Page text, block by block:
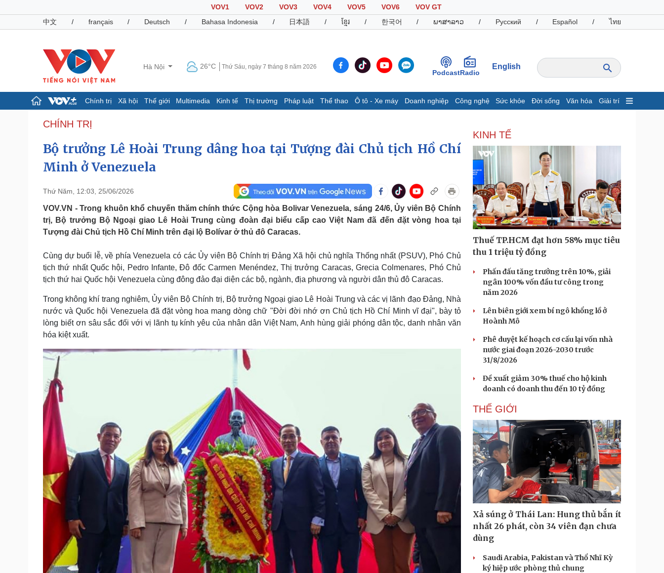
VOV1 VOV2 VOV3 VOV4 VOV5 VOV6
VOV GT
中文
/ français / Deutsch / Bahasa Indonesia / 日本語 / ខ្មែរ / 한국어 / ພາສາລາວ / Русский / Español / ไทย
Hà Nội 26°C Thứ Sáu, ngày 7 tháng 8 năm 2026
PodcastRadio
English
Chính trị Xã hội Thế giới Multimedia Kinh tế Thị trường Pháp luật Thể thao Ô tô - Xe máy Doanh nghiệp Công nghệ Sức khỏe Đời sống Văn hóa Giải trí
Chính trị
Tổ chức nhân sự
Quốc hội
Nhận diện sự thật
Dự báo thời tiết
Giáo dục
Dấu ấn VOV
Cuộc sống đó đây
Hồ sơ
Ảnh
E-Magazine
Bất động sản
Khởi nghiệp
Tiêu dùng
Tỷ giá
Chứng khoán
Giá cà phê
Pháp luật
Vụ án
Tin nóng
Tư vấn luật
Quân sự - Quốc phòng
Vũ khí
Phân tích
Thể thao
Bóng đá
Lịch thi đấu bóng đá
Thế giới thể thao
Hậu trường
Ô tô - Xe máy
Ô tô
Doanh nghiệp
Thông tin doanh nghiệp
Doanh nghiệp 24h
Doanh nhân
Vì cộng đồng
Công nghệ
Sành điệu
Tin Công nghệ
Trải nghiệm
Chuyển đổi số
Sức khỏe
Cây thuốc
Sản phụ khoa
Nhi khoa
Nam khoa
Làm đẹp - giảm cân
Phòng mạch online
Ăn sạch sống khỏe
Đời sống
Blog
Tình yêu - Gia đình
Văn hóa
Văn học
Âm nhạc
Di sản
Giải trí
Thời trang
Sao Việt
Săn Tour
check-in
Podcast
Câu chuyện thời sự
Cửa sổ tình yêu
Cải chính
CHÍNH TRỊ
Bộ trưởng Lê Hoài Trung dâng hoa tại Tượng đài Chủ tịch Hồ Chí
Minh ở Venezuela
Thứ Năm, 12:03, 25/06/2026
VOV.VN - Trong khuôn khổ chuyến thăm chính thức Cộng hòa Bolivar Venezuela, sáng 24/6, Ủy viên Bộ Chính
trị, Bộ trưởng Bộ Ngoại giao Lê Hoài Trung cùng đoàn đại biểu cấp cao Việt Nam đã đến đặt vòng hoa tại
Tượng đài Chủ tịch Hồ Chí Minh trên đại lộ Bolívar ở thủ đô Caracas.
Cùng dự buổi lễ, về phía Venezuela có các Ủy viên Bộ Chính trị Đảng Xã hội chủ nghĩa Thống nhất (PSUV), Phó Chủ
tịch thứ nhất Quốc hội, Pedro Infante, Đô đốc Carmen Menéndez, Thị trưởng Caracas, Grecia Colmenares, Phó Chủ
tịch thứ hai Quốc hội Venezuela cùng đông đảo đại diện các bộ, ngành, địa phương và người dân thủ đô Caracas.
Trong không khí trang nghiêm, Ủy viên Bộ Chính trị, Bộ trưởng Ngoại giao Lê Hoài Trung và các vị lãnh đạo Đảng, Nhà
nước và Quốc hội Venezuela đã đặt vòng hoa mang dòng chữ "Đời đời nhớ ơn Chủ tịch Hồ Chí Minh vĩ đại", bày tỏ
lòng biết ơn sâu sắc đối với vị lãnh tụ kính yêu của nhân dân Việt Nam, Anh hùng giải phóng dân tộc, danh nhân văn
hóa kiệt xuất.
KINH TẾ
Thuế TP.HCM đạt hơn 58% mục tiêu
thu 1 triệu tỷ đồng
Phấn đấu tăng trưởng trên 10%, giải
ngân 100% vốn đầu tư công trong
năm 2026
Lên biên giới xem bí ngô khổng lồ ở
Hoành Mô
Phê duyệt kế hoạch cơ cấu lại vốn nhà
nước giai đoạn 2026-2030 trước
31/8/2026
Đề xuất giảm 30% thuế cho hộ kinh
doanh có doanh thu đến 10 tỷ đồng
THẾ GIỚI
Xả súng ở Thái Lan: Hung thủ bắn ít
nhất 26 phát, còn 34 viên đạn chưa
dùng
Saudi Arabia, Pakistan và Thổ Nhĩ Kỳ
ký hiệp ước phòng thủ chung